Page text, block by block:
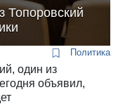
Топоровский
Политика
один из
объявил,